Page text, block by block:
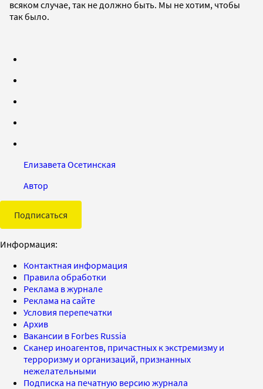
всяком случае, так не должно быть. Мы не хотим, чтобы
так было.
Елизавета Осетинская
Автор
Подписаться
Информация:
Контактная информация
Правила обработки
Реклама в журнале
Реклама на сайте
Условия перепечатки
Архив
Вакансии в Forbes Russia
Сканер иноагентов, причастных к экстремизму и
терроризму и организаций, признанных
нежелательными
Подписка на печатную версию журнала